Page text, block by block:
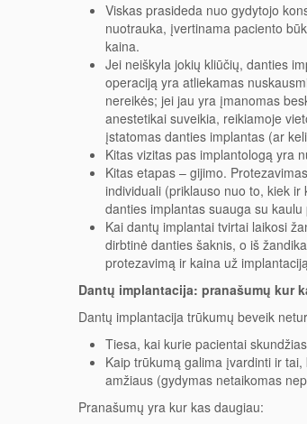
Viskas prasideda nuo gydytojo
nuotrauka, įvertinama paciento
kaina.
Jei neiškyla jokių kliūčių, danties
operaciją yra atliekamas
nereikės; jei jau yra įmanomas
anestetikai suveikia, reikiamoje
įstatomas danties implantas (ar
Kitas vizitas pas implantologą yra
Kitas etapas – gijimo.
individuali (priklauso nuo to, kiek
danties implantas suauga su
Kai dantų implantai tvirtai laikosi
dirbtinė danties šaknis, o iš
protezavimą ir kaina už
Dantų implantacija: pranašumų kur
Dantų implantacija trūkumų beveik
Tiesa, kai kurie pacientai
Kaip trūkumą galima įvardinti ir
amžiaus (gydymas netaikomas
Pranašumų yra kur kas daugiau: